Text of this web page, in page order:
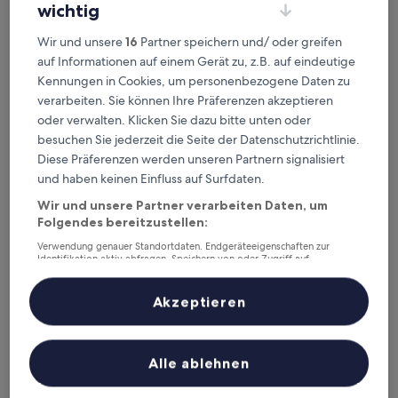
Scale Suites
Scale Suites
2,3 km von U-Bahn-Haltestelle Argyroupoli entfernt
10.0
von
10,
Außergewöhnlich,
(113
Bewertungen)
10/10 Außergewöhnlich (113 Bewertungen)
Preis
beträgt
428 €
1. Sept.–2. Sept.
Maison 66 Riviera Hotels
wichtig
Wir und unsere16 Partner speichern und/ oder greifen
auf Informationen auf einem Gerät zu, z.B. auf eindeutige
Kennungen in Cookies, um personenbezogene Daten zu
verarbeiten. Sie können Ihre Präferenzen akzeptieren
oder verwalten. Klicken Sie dazu bitte unten oder
besuchen Sie jederzeit die Seite der Datenschutzrichtlinie.
Diese Präferenzen werden unseren Partnern signalisiert
und haben keinen Einfluss auf Surfdaten.
Wir und unsere Partner verarbeiten Daten, um
Folgendes bereitzustellen:
Verwendung genauer Standortdaten. Endgeräteeigenschaften zur
Identifikation aktiv abfragen. Speichern von oder Zugriff auf
Inhalte, Messung von Werbeleistung und der Performance von Inhalten,
Zielgruppenforschung sowie Entwicklung und Verbesserung von
Liste der Partner (Lieferanten)
Alle ablehnen
Akzeptieren